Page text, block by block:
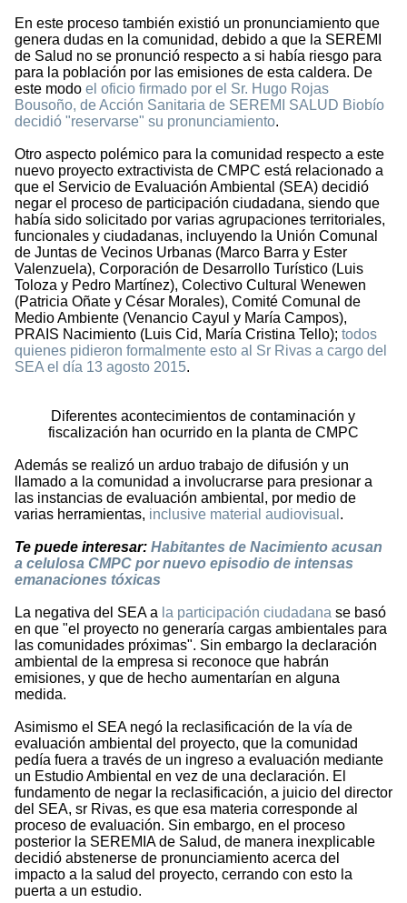
En este proceso también existió un pronunciamiento que
genera dudas en la comunidad, debido a que la SEREMI
de Salud no se pronunció respecto a si había riesgo para
para la población por las emisiones de esta caldera. De
este modo el oficio firmado por el Sr. Hugo Rojas
Bousoño, de Acción Sanitaria de SEREMI SALUD Biobío
decidió "reservarse" su pronunciamiento.
Otro aspecto polémico para la comunidad respecto a este
nuevo proyecto extractivista de CMPC está relacionado a
que el Servicio de Evaluación Ambiental (SEA) decidió
negar el proceso de participación ciudadana, siendo que
había sido solicitado por varias agrupaciones territoriales,
funcionales y ciudadanas, incluyendo la Unión Comunal
de Juntas de Vecinos Urbanas (Marco Barra y Ester
Valenzuela), Corporación de Desarrollo Turístico (Luis
Toloza y Pedro Martínez), Colectivo Cultural Wenewen
(Patricia Oñate y César Morales), Comité Comunal de
Medio Ambiente (Venancio Cayul y María Campos),
PRAIS Nacimiento (Luis Cid, María Cristina Tello); todos
quienes pidieron formalmente esto al Sr Rivas a cargo del
SEA el día 13 agosto 2015.
Diferentes acontecimientos de contaminación y
fiscalización han ocurrido en la planta de CMPC
Además se realizó un arduo trabajo de difusión y un
llamado a la comunidad a involucrarse para presionar a
las instancias de evaluación ambiental, por medio de
varias herramientas, inclusive material audiovisual .
Te puede interesar: Habitantes de Nacimiento acusan
a celulosa CMPC por nuevo episodio de intensas
emanaciones tóxicas
La negativa del SEA a la participación ciudadana se basó
en que "el proyecto no generaría cargas ambientales para
las comunidades próximas". Sin embargo la declaración
ambiental de la empresa si reconoce que habrán
emisiones, y que de hecho aumentarían en alguna
medida.
Asimismo el SEA negó la reclasificación de la vía de
evaluación ambiental del proyecto, que la comunidad
pedía fuera a través de un ingreso a evaluación mediante
un Estudio Ambiental en vez de una declaración. El
fundamento de negar la reclasificación, a juicio del director
del SEA, sr Rivas, es que esa materia corresponde al
proceso de evaluación. Sin embargo, en el proceso
posterior la SEREMIA de Salud, de manera inexplicable
decidió abstenerse de pronunciamiento acerca del
impacto a la salud del proyecto, cerrando con esto la
puerta a un estudio.